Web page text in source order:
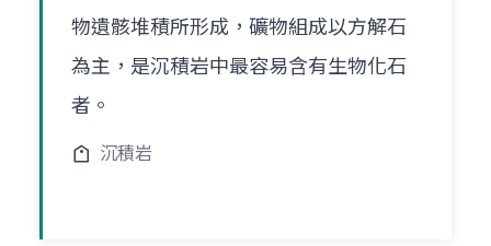
物遺骸堆積所形成，礦物組成以方解石
為主，是沉積岩中最容易含有生物化石
者。
沉積岩